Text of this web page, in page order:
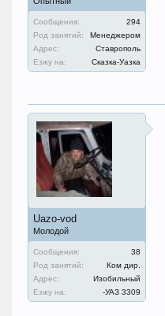
Сообщения:
294
Род занятий:
Менеджером
Адрес:
Ставрополь
Езжу на:
Сказка-Уазка
Uazo-vod
Молодой
Сообщения:
38
Род занятий:
Ком дир.
Адрес:
Изобильный
Езжу на:
-УАЗ 3309